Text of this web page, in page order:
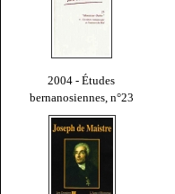
2004 - Études
bernanosiennes, n°23